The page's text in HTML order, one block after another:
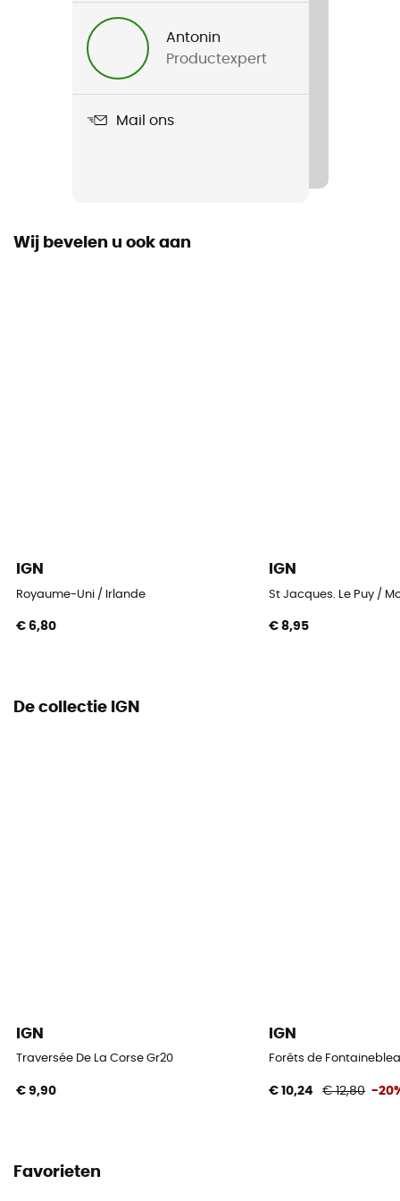
Antonin
Productexpert
Mail ons
Wij bevelen u ook aan
IGN
Royaume-Uni / Irlande
€ 6,80
IGN
St Jacques. Le Puy /
€ 8,95
De collectie IGN
IGN
Traversée De La Corse Gr20
€ 9,90
IGN
Forêts de
€ 10,24 € 12,80 -
Favorieten